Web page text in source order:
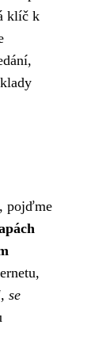
klíč k
pojďme
se